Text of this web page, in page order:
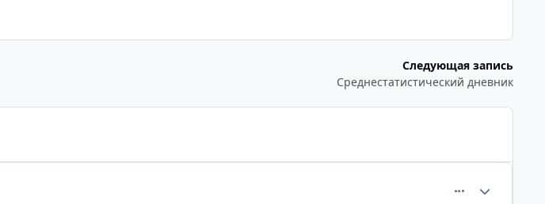
Следующая запись
Среднестатистический дневник